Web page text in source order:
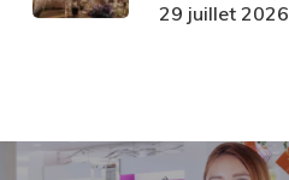
29 juillet 2026